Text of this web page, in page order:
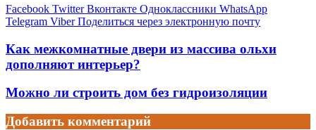
Facebook Twitter Вконтакте Одноклассники WhatsApp
Telegram Viber Поделиться через электронную почту
Как межкомнатные двери из массива ольхи
дополняют интерьер?
Можно ли строить дом без гидроизоляции
Добавить комментарий